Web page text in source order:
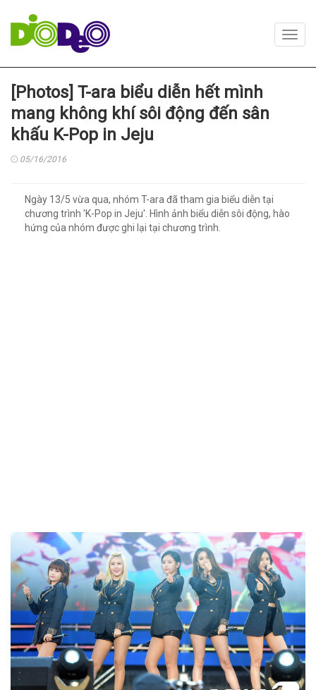
[Photos] T-ara biểu diễn hết mình
mang không khí sôi động đến sân
khấu K-Pop in Jeju
05/16/2016
Ngày 13/5 vừa qua, nhóm T-ara đã tham gia biểu diễn tại
chương trình 'K-Pop in Jeju'. Hình ảnh biểu diễn sôi động, hào
hứng của nhóm được ghi lại tại chương trình.